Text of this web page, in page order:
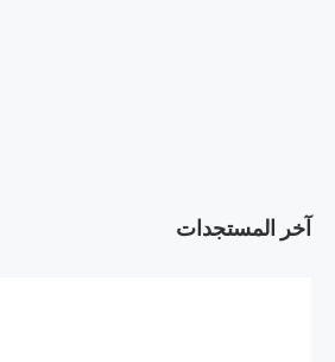
آخر المستجدات